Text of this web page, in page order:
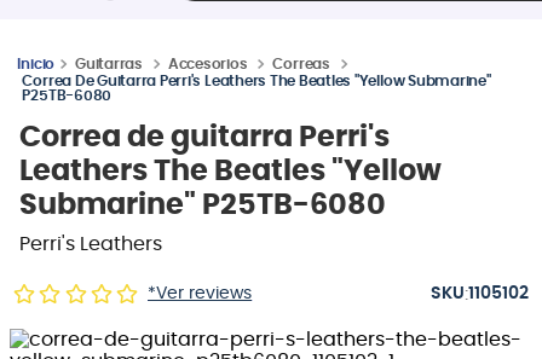
Guitarras Accesorios
Correas
Correa De Guitarra Perri's Leathers The Beatles "Yellow Submarine"
P25TB-6080
Correa de guitarra Perri's
Leathers The Beatles "Yellow
Submarine" P25TB-6080
Perri's Leathers
*Ver reviews :1105102